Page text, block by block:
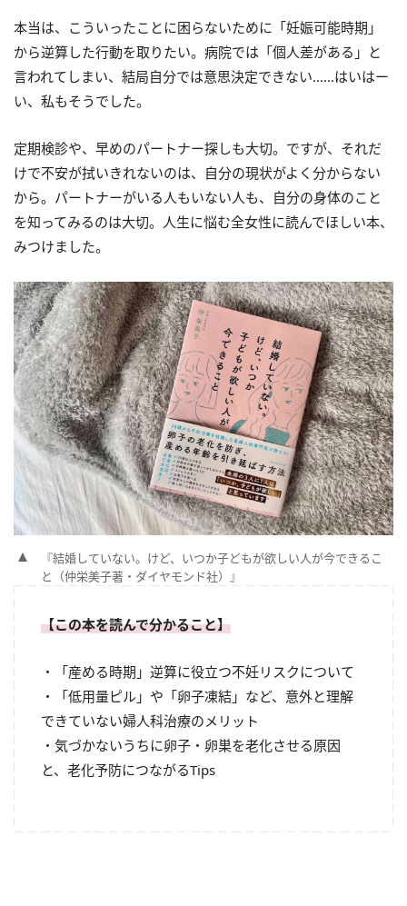
本当は、こういったことに困らないために「妊娠可能時期」
から逆算した行動を取りたい。病院では「個人差がある」と
言われてしまい、結局自分では意思決定できない……はいはー
い、私もそうでした。
定期検診や、早めのパートナー探しも大切。ですが、それだ
けで不安が拭いきれないのは、自分の現状がよく分からない
から。パートナーがいる人もいない人も、自分の身体のこと
を知ってみるのは大切。人生に悩む全女性に読んでほしい本、
みつけました。
『結婚していない。けど、いつか子どもが欲しい人が今できるこ
と（仲栄美子著・ダイヤモンド社）』
【この本を読んで分かること】
・「産める時期」逆算に役立つ不妊リスクについて
・「低用量ピル」や「卵子凍結」など、意外と理解
できていない婦人科治療のメリット
・気づかないうちに卵子・卵巣を老化させる原因
と、老化予防につながるTips